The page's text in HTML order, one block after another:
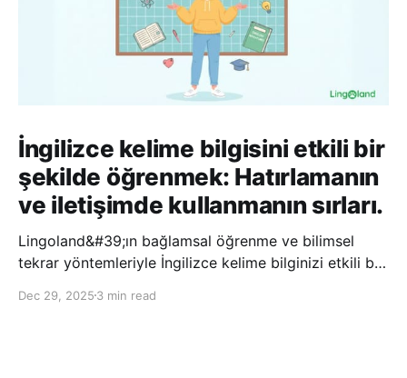
İngilizce kelime bilgisini etkili bir
şekilde öğrenmek: Hatırlamanın
ve iletişimde kullanmanın sırları.
Lingoland&#39;ın bağlamsal öğrenme ve bilimsel
tekrar yöntemleriyle İngilizce kelime bilginizi etkili bir
hatırlayabilir ve daha doğal bir şekilde iletişim
Dec 29, 2025 3 min read